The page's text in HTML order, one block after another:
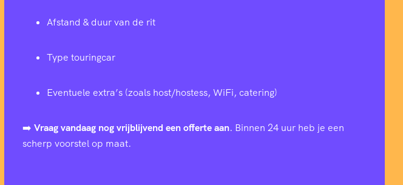
Afstand & duur van de rit
Type touringcar
Eventuele extra’s (zoals host/hostess, WiFi, catering)
➡️ Vraag vandaag nog vrijblijvend een offerte aan. Binnen 24 uur heb je een
scherp voorstel op maat.